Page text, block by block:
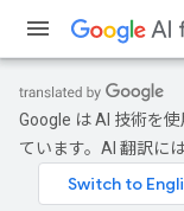
Google は AI 技術を
ています。AI 翻訳に